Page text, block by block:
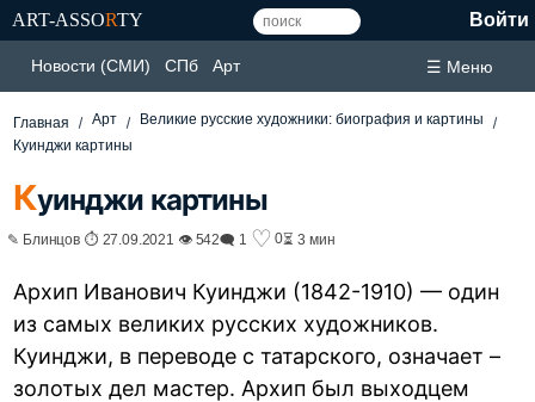
ART-ASSORTY Войти
Новости (СМИ) СПб Арт ☰ Меню
Главная Арт
Великие русские художники: биография и картины
Куинджи картины
Куинджи картины
✎ Блинцов ⏱ 27.09.2021 👁 542🗨 1 ♡ 0⏳ 3 мин
Архип Иванович Куинджи (1842-1910) — один
из самых великих русских художников.
Куинджи, в переводе с татарского, означает –
золотых дел мастер. Архип был выходцем